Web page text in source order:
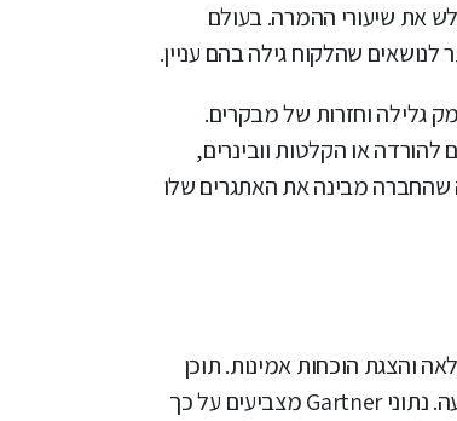
את שיעורי ההמרה. בעולם
שהלקוח גילה בהם עניין.
גלילה וחזרות של מבקרים.
או הקלטות וובינרים,
שהחברה מבינה את האתגרים שלו
והצגת הוכחות אמינות. תוכן
המתמקד בהיבטים פרקטיים, כמו עמודי השוואת מחירים, ביקורות לקוחות ומחקרי מקרה, מסייע להכרעה. נתוני Gartner מצביעים על כך